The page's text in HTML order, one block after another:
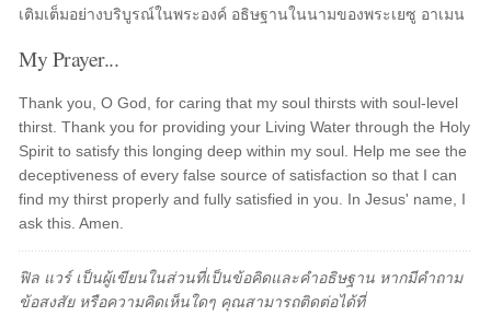
เติมเต็มอย่างบริบูรณ์ในพระองค์ อธิษฐานในนามของพระเยซู อาเมน
My Prayer...
Thank you, O God, for caring that my soul thirsts with soul-level
thirst. Thank you for providing your Living Water through the Holy
Spirit to satisfy this longing deep within my soul. Help me see the
deceptiveness of every false source of satisfaction so that I can
find my thirst properly and fully satisfied in you. In Jesus' name, I
ask this. Amen.
ฟิล แวร์ เป็นผู้เขียนในส่วนที่เป็นข้อคิดและคำอธิษฐาน หากมีคำถาม
ข้อสงสัย หรือความคิดเห็นใดๆ คุณสามารถติดต่อได้ที่